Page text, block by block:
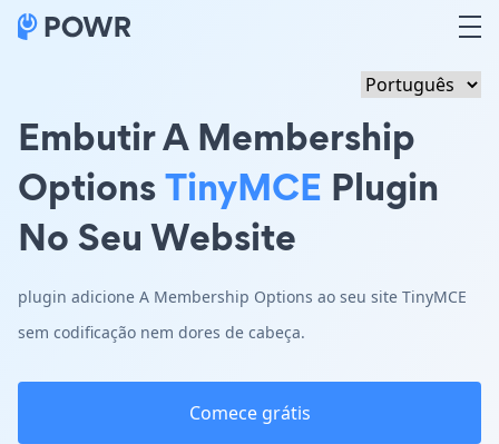
Embutir A Membership
OptionsTinyMCE Plugin
No Seu Website
plugin adicione A Membership Options ao seu site TinyMCE
sem codificação nem dores de cabeça.
Comece grátis